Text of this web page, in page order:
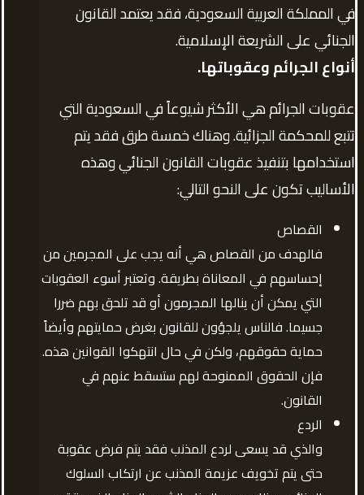
في المملكة العربية السعودية، فقد يعتمد القانون
الجنائي على الشريعة الإسلامية.
أنواع الجرائم وعقوباتها.
عقوبات الجرائم هي الأكثر شيوعاً في السعودية التي
تتبع للمحكمة الجزائية. وهناك خمسة طرق فقد يتم
استخدامها بتنفيذ عقوبات القانون الجنائي وهذه
الأساليب تكون على النحو التالي:
القصاص
فالهدف من القصاص هي أنه يجب على المجرمين من
إحساسهم في المعاناة بطريقة. وتعتبر أسوء العقوبات
التي يمكن أن ينالها المجرمون أو قد تلحق بهم ضررا
جسيما. فالناس يلجؤون للقانون بغرض حمايتهم وأيضاً
حماية حقوقهم، ولكن في حال انتهكوا القوانين هذه.
فإن الحقوق الممنوحة لهم ستسقط عنهم في
القانون.
الردع
والذي قد يسعى لردع المذنب فقد يتم فرض عقوبة
حتى يتم تخويف عزيمة المذنب عن ارتكاب السلوك